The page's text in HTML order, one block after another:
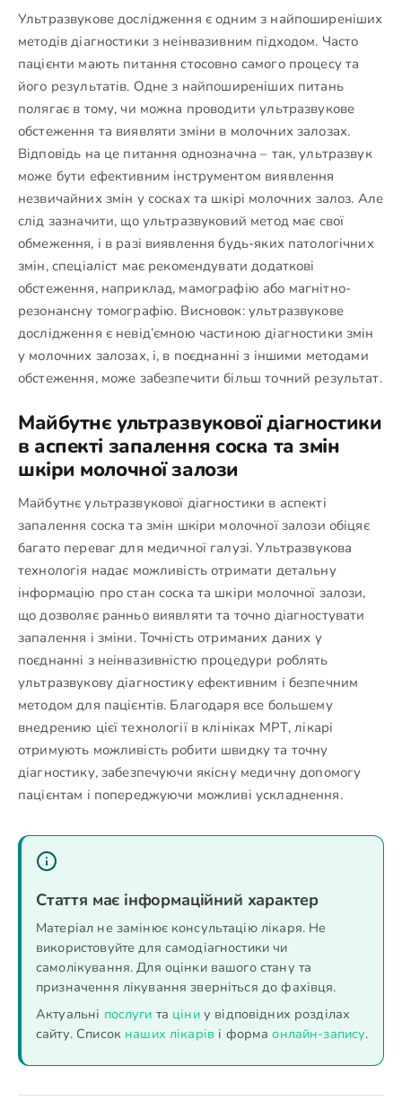
Ультразвукове дослідження є одним з найпоширеніших
методів діагностики з неінвазивним підходом. Часто
пацієнти мають питання стосовно самого процесу та
його результатів. Одне з найпоширеніших питань
полягає в тому, чи можна проводити ультразвукове
обстеження та виявляти зміни в молочних залозах.
Відповідь на це питання однозначна – так, ультразвук
може бути ефективним інструментом виявлення
незвичайних змін у сосках та шкірі молочних залоз. Але
слід зазначити, що ультразвуковий метод має свої
обмеження, і в разі виявлення будь-яких патологічних
змін, спеціаліст має рекомендувати додаткові
обстеження, наприклад, мамографію або магнітно-
резонансну томографію. Висновок: ультразвукове
дослідження є невід’ємною частиною діагностики змін
у молочних залозах, і, в поєднанні з іншими методами
обстеження, може забезпечити більш точний результат.
Майбутнє ультразвукової діагностики
в аспекті запалення соска та змін
шкіри молочної залози
Майбутнє ультразвукової діагностики в аспекті
запалення соска та змін шкіри молочної залози обіцяє
багато переваг для медичної галузі. Ультразвукова
технологія надає можливість отримати детальну
інформацію про стан соска та шкіри молочної залози,
що дозволяє ранньо виявляти та точно діагностувати
запалення і зміни. Точність отриманих даних у
поєднанні з неінвазивністю процедури роблять
ультразвукову діагностику ефективним і безпечним
методом для пацієнтів. Благодаря все большему
внедрению цієї технології в клініках МРТ, лікарі
отримують можливість робити швидку та точну
діагностику, забезпечуючи якісну медичну допомогу
пацієнтам і попереджуючи можливі ускладнення.
Стаття має інформаційний характер
Матеріал не замінює консультацію лікаря. Не
використовуйте для самодіагностики чи
самолікування. Для оцінки вашого стану та
призначення лікування зверніться до фахівця.
Актуальні послуги та ціниу відповідних розділах
сайту. Список наших лікарів і формаонлайн-запису.